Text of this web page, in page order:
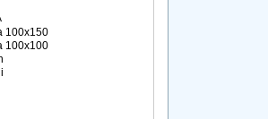
100x150
100x100